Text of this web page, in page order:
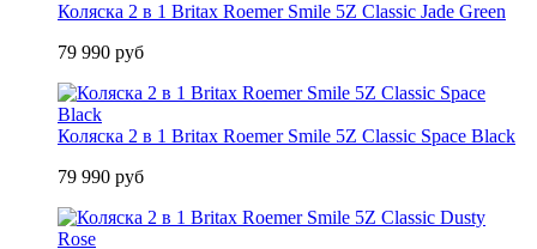
Коляска 2 в 1 Britax Roemer Smile 5Z Classic Jade Green
79 990 руб
Коляска 2 в 1 Britax Roemer Smile 5Z Classic Space Black
79 990 руб